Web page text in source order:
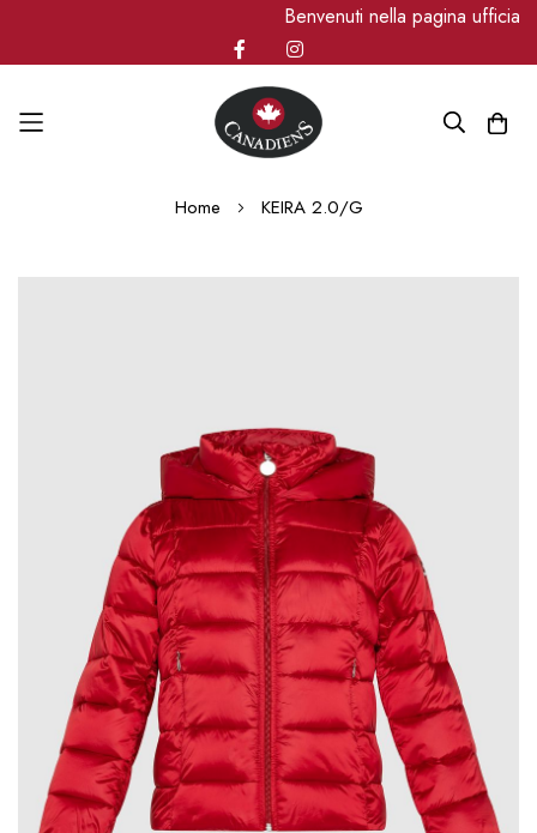
Benvenuti nella pagina
Home KEIRA 2.0/G